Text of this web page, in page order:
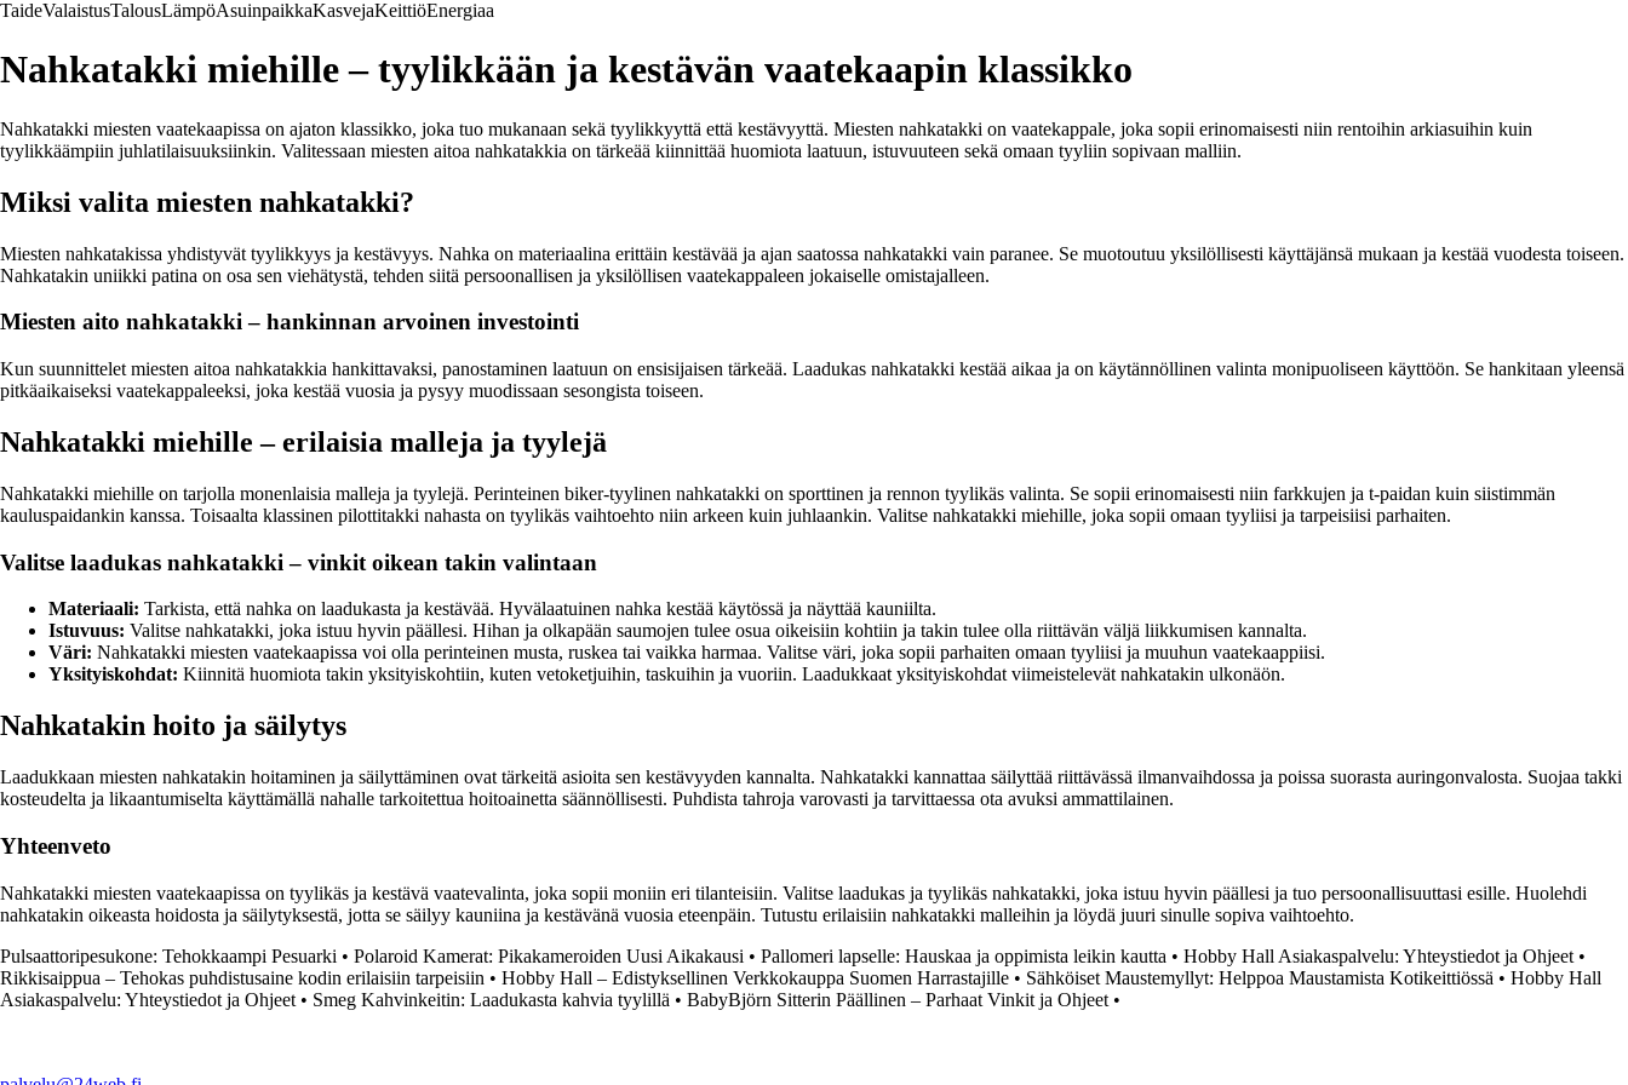
TaideValaistusTalousLämpöAsuinpaikkaKasvejaKeittiöEnergiaa
Nahkatakki miehille – tyylikkään ja kestävän vaatekaapin klassikko
Nahkatakki miesten vaatekaapissa on ajaton klassikko, joka tuo mukanaan sekä tyylikkyyttä että kestävyyttä. Miesten nahkatakki on vaatekappale, joka sopii erinomaisesti niin rentoihin arkiasuihin kuin
tyylikkäämpiin juhlatilaisuuksiinkin. Valitessaan miesten aitoa nahkatakkia on tärkeää kiinnittää huomiota laatuun, istuvuuteen sekä omaan tyyliin sopivaan malliin.
Miksi valita miesten nahkatakki?
Miesten nahkatakissa yhdistyvät tyylikkyys ja kestävyys. Nahka on materiaalina erittäin kestävää ja ajan saatossa nahkatakki vain paranee. Se muotoutuu yksilöllisesti käyttäjänsä mukaan ja kestää vuodesta toiseen.
Nahkatakin uniikki patina on osa sen viehätystä, tehden siitä persoonallisen ja yksilöllisen vaatekappaleen jokaiselle omistajalleen.
Miesten aito nahkatakki – hankinnan arvoinen investointi
Kun suunnittelet miesten aitoa nahkatakkia hankittavaksi, panostaminen laatuun on ensisijaisen tärkeää. Laadukas nahkatakki kestää aikaa ja on käytännöllinen valinta monipuoliseen käyttöön. Se hankitaan yleensä
pitkäaikaiseksi vaatekappaleeksi, joka kestää vuosia ja pysyy muodissaan sesongista toiseen.
Nahkatakki miehille – erilaisia malleja ja tyylejä
Nahkatakki miehille on tarjolla monenlaisia malleja ja tyylejä. Perinteinen biker-tyylinen nahkatakki on sporttinen ja rennon tyylikäs valinta. Se sopii erinomaisesti niin farkkujen ja t-paidan kuin siistimmän
kauluspaidankin kanssa. Toisaalta klassinen pilottitakki nahasta on tyylikäs vaihtoehto niin arkeen kuin juhlaankin. Valitse nahkatakki miehille, joka sopii omaan tyyliisi ja tarpeisiisi parhaiten.
Valitse laadukas nahkatakki – vinkit oikean takin valintaan
Materiaali: Tarkista, että nahka on laadukasta ja kestävää. Hyvälaatuinen nahka kestää käytössä ja näyttää kauniilta.
Istuvuus: Valitse nahkatakki, joka istuu hyvin päällesi. Hihan ja olkapään saumojen tulee osua oikeisiin kohtiin ja takin tulee olla riittävän väljä liikkumisen kannalta.
Väri: Nahkatakki miesten vaatekaapissa voi olla perinteinen musta, ruskea tai vaikka harmaa. Valitse väri, joka sopii parhaiten omaan tyyliisi ja muuhun vaatekaappiisi.
Yksityiskohdat: Kiinnitä huomiota takin yksityiskohtiin, kuten vetoketjuihin, taskuihin ja vuoriin. Laadukkaat yksityiskohdat viimeistelevät nahkatakin ulkonäön.
Nahkatakin hoito ja säilytys
Laadukkaan miesten nahkatakin hoitaminen ja säilyttäminen ovat tärkeitä asioita sen kestävyyden kannalta. Nahkatakki kannattaa säilyttää riittävässä ilmanvaihdossa ja poissa suorasta auringonvalosta. Suojaa takki
kosteudelta ja likaantumiselta käyttämällä nahalle tarkoitettua hoitoainetta säännöllisesti. Puhdista tahroja varovasti ja tarvittaessa ota avuksi ammattilainen.
Yhteenveto
Nahkatakki miesten vaatekaapissa on tyylikäs ja kestävä vaatevalinta, joka sopii moniin eri tilanteisiin. Valitse laadukas ja tyylikäs nahkatakki, joka istuu hyvin päällesi ja tuo persoonallisuuttasi esille. Huolehdi
nahkatakin oikeasta hoidosta ja säilytyksestä, jotta se säilyy kauniina ja kestävänä vuosia eteenpäin. Tutustu erilaisiin nahkatakki malleihin ja löydä juuri sinulle sopiva vaihtoehto.
Pulsaattoripesukone: Tehokkaampi Pesuarki • Polaroid Kamerat: Pikakameroiden Uusi Aikakausi • Pallomeri lapselle: Hauskaa ja oppimista leikin kautta • Hobby Hall Asiakaspalvelu: Yhteystiedot ja Ohjeet •
Rikkisaippua – Tehokas puhdistusaine kodin erilaisiin tarpeisiin • Hobby Hall – Edistyksellinen Verkkokauppa Suomen Harrastajille • Sähköiset Maustemyllyt: Helppoa Maustamista Kotikeittiössä • Hobby Hall
Asiakaspalvelu: Yhteystiedot ja Ohjeet • Smeg Kahvinkeitin: Laadukasta kahvia tyylillä • BabyBjörn Sitterin Päällinen – Parhaat Vinkit ja Ohjeet •